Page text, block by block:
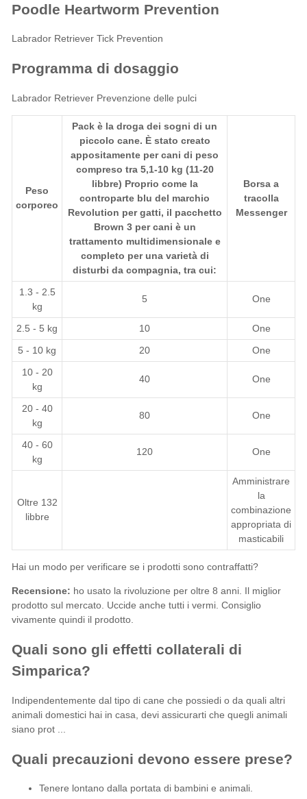
Poodle Heartworm Prevention
Labrador Retriever Tick Prevention
Programma di dosaggio
Labrador Retriever Prevenzione delle pulci
Peso
corporeo
Pack è la droga dei sogni di un
piccolo cane. È stato creato
appositamente per cani di peso
compreso tra 5,1-10 kg (11-20
libbre) Proprio come la
controparte blu del marchio
Revolution per gatti, il pacchetto
Brown 3 per cani è un
trattamento multidimensionale e
completo per una varietà di
disturbi da compagnia, tra cui:
Borsa a
tracolla
Messenger
1.3 - 2.5
kg
5 One
2.5 - 5 kg 10
One
5 - 10 kg
20
One
10 - 20
kg
40 One
20 - 40
kg
80 One
40 - 60
kg
120 One
Oltre 132
libbre
Amministrare
la
combinazione
appropriata di
masticabili
Hai un modo per verificare se i prodotti sono contraffatti?
Recensione: ho usato la rivoluzione per oltre 8 anni. Il miglior
prodotto sul mercato. Uccide anche tutti i vermi. Consiglio
vivamente quindi il prodotto.
Quali sono gli effetti collaterali di
Simparica?
Indipendentemente dal tipo di cane che possiedi o da quali altri
animali domestici hai in casa, devi assicurarti che quegli animali
siano prot ...
Quali precauzioni devono essere prese?
Tenere lontano dalla portata di bambini e animali.